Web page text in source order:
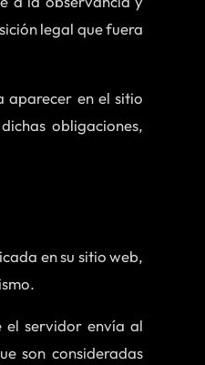
legal que fuera
aparecer en el sitio
obligaciones,
en su sitio web,
el servidor envía al
son consideradas